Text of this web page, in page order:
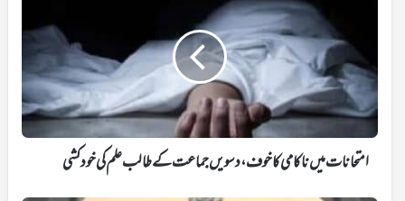
کاخوف،
دسویں
جماعت
کے
طالب
علم
خودکشی
امتحانات میں ناکامی کاخوف، دسویں جماعت کے طالب علم کی خودکشی